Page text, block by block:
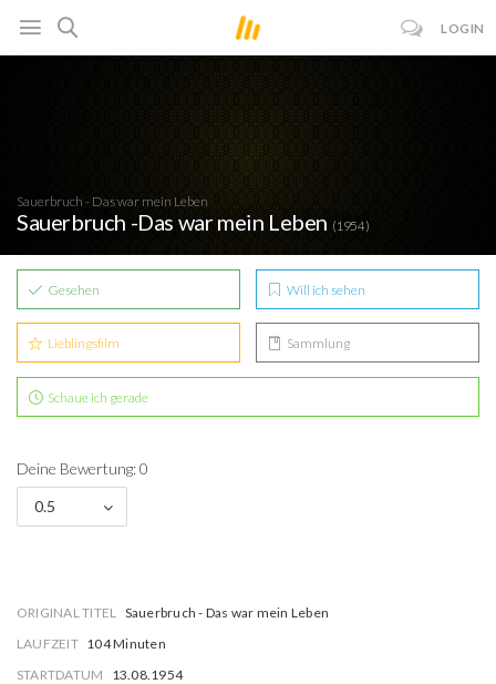
LOGIN
Sauerbruch - Das war mein Leben
Sauerbruch -Das war mein Leben (1954)
Gesehen Will ich sehen
Lieblingsfilm Sammlung
Schaue ich gerade
Deine Bewertung: 0
0.5
ORIGINAL TITEL Sauerbruch - Das war mein Leben
LAUFZEIT 104 Minuten
STARTDATUM
13.08.1954